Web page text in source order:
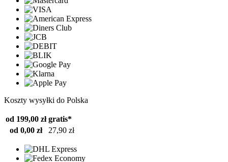
Koszty wysyłki do Polska
od 199,00 zł gratis*
od 0,00 zł
27,90 zł